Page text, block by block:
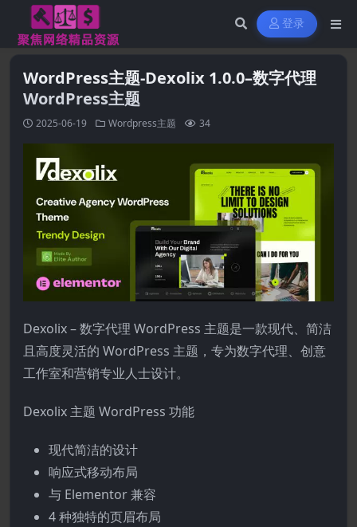
登录
WordPress主题-Dexolix 1.0.0–数字代理
WordPress主题
2025-06-19 Wordpress主题 34
Dexolix – 数字代理 WordPress 主题是一款现代、简洁
且高度灵活的 WordPress 主题，专为数字代理、创意
工作室和营销专业人士设计。
Dexolix 主题 WordPress 功能
现代简洁的设计
响应式移动布局
与 Elementor 兼容
4 种独特的页眉布局